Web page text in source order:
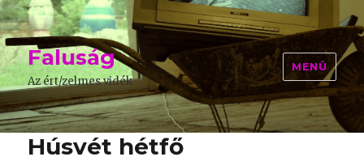
Faluság
Az ért/zelmes vidék
MENÜ
Húsvét hétfő